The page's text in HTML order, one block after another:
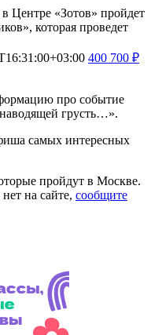
Центре «Зотов» пройдет
которая проведет
400 700 ₽
про событие
грусть…».
самых интересных
пройдут в Москве.
на сайте, сообщите